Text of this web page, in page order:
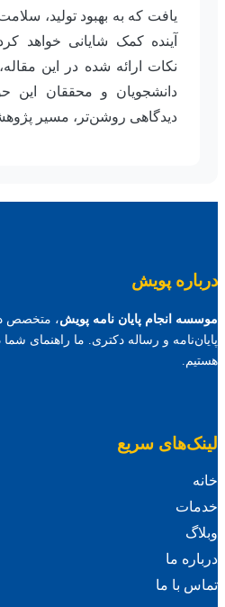
یافت که به بهبود تولید،
آینده کمک شایانی خواهد
نکات ارائه شده در این
دانشجویان و محققان این
دیدگاهی روشن‌تر، مسیر
درباره پویش
موسسه انجام پایان نامه پویش، متخصص
پایان‌نامه و رساله دکتری. ما راهنمای
هستیم.
لینک‌های سریع
خانه
خدمات
وبلاگ
درباره ما
تماس با ما